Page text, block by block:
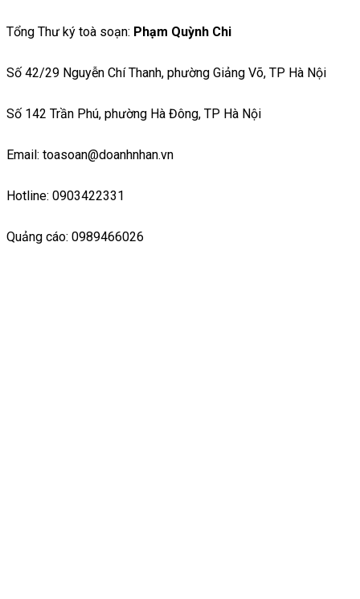
Tổng Thư ký toà soạn: Phạm Quỳnh Chi
Số 42/29 Nguyễn Chí Thanh, phường Giảng Võ, TP Hà Nội
Số 142 Trần Phú, phường Hà Đông, TP Hà Nội
Email: toasoan@doanhnhan.vn
Hotline: 0903422331
Quảng cáo: 0989466026